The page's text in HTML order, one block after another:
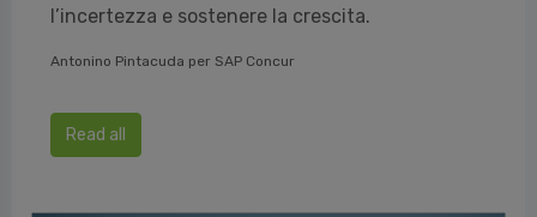
l’incertezza e sostenere la crescita.
Antonino Pintacuda per SAP Concur
Read all